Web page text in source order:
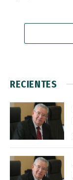
RECIENTES